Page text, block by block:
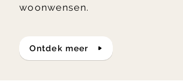
woonwensen.
ontdek meer